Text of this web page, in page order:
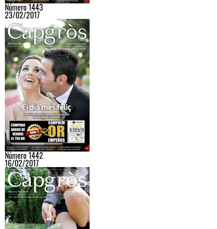
Número 1443
23/02/2017
Número 1442
16/02/2017